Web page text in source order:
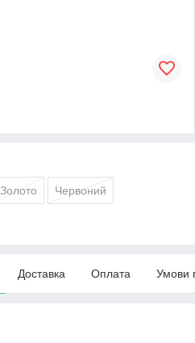
Золото Червоний
Доставка Оплата Умови